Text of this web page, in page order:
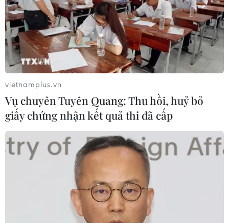
vietnamplus.vn
Vụ chuyên Tuyên Quang: Thu hồi, huỷ bỏ
giấy chứng nhận kết quả thi đã cấp